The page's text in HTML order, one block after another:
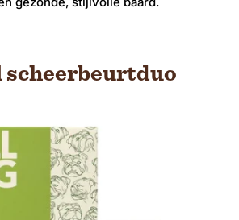
scheerbeurtduo